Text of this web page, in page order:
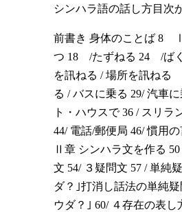
シンハラ語の話し方目次
前書き 身体のことば 8
つ 18 /たずねる 24 /
を訊ねる / 場所を訊ねる
る / バスに乗る 29/ 汽車
ト・ハウスで 36 / スリ
44/ 電話/郵便局 46/ 慣用
Ⅱ章 シンハラ文を作る
文 54/ ３疑問文 57 / 単純
ダ？｣打消し話法の単純
ウダ？｣ 60/ ４存在の表し